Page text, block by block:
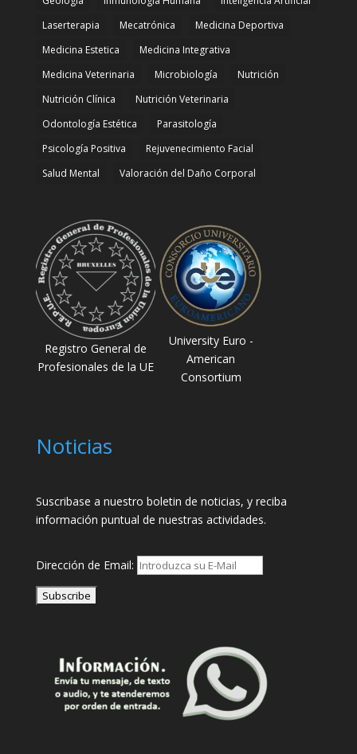
Laserterapia
Mecatrónica
Medicina Deportiva
Medicina Estetica
Medicina Integrativa
Medicina Veterinaria
Microbiología
Nutrición
Nutrición Clínica
Nutrición Veterinaria
Odontología Estética
Parasitología
Psicología Positiva
Rejuvenecimiento Facial
Salud Mental
Valoración del Daño Corporal
Registro General de
Profesionales de la UE
University Euro -
American
Consortium
Noticias
Suscribase a nuestro boletin de noticias, y reciba
información puntual de nuestras actividades.
Dirección de Email: